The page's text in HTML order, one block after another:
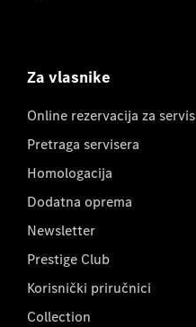
Za vlasnike
Online rezervacija za servis
Pretraga servisera
Homologacija
Dodatna oprema
Newsletter
Prestige Club
Korisnički priručnici
Collection